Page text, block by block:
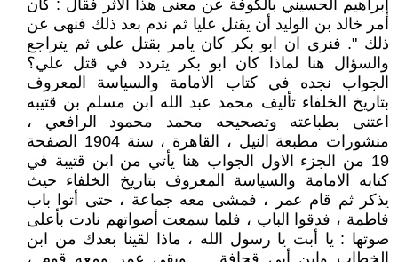
إبراهيم الحسيني بالكوفة عن معنى هذا الأثر فقال : كان
أمر خالد بن الوليد أن يقتل عليا ثم ندم بعد ذلك فنهى عن
ذلك ". فنرى ان ابو بكر كان يامر بقتل علي ثم يتراجع
والسؤال هنا لماذا كان ابو بكر يتردد في قتل علي؟
الجواب نجده في كتاب الامامة والسياسة المعروف
بتاريخ الخلفاء تأليف محمد عبد الله ابن مسلم بن قتيبه
اعتنى بطباعته وتصحيحه محمد محمود الرافعي ،
منشورات مطبعة النيل ، القاهرة ، سنة 1904 الصفحة
19 من الجزء الاول الجواب هنا يأتي من ابن قتيبة في
كتابه الامامة والسياسة المعروف بتاريخ الخلفاء حيث
يذكر ثم قام عمر ، فمشى معه جماعة ، حتى أتوا باب
فاطمة ، فدقوا الباب ، فلما سمعت أصواتهم نادت بأعلى
صوتها : يا أبت يا رسول الله ، ماذا لقينا بعدك من ابن